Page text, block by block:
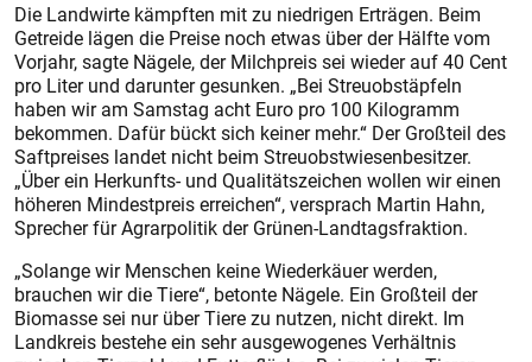
Die Landwirte kämpften mit zu niedrigen Erträgen. Beim
Getreide lägen die Preise noch etwas über der Hälfte vom
Vorjahr, sagte Nägele, der Milchpreis sei wieder auf 40 Cent
pro Liter und darunter gesunken. „Bei Streuobstäpfeln
haben wir am Samstag acht Euro pro 100 Kilogramm
bekommen. Dafür bückt sich keiner mehr.“ Der Großteil des
Saftpreises landet nicht beim Streuobstwiesenbesitzer.
„Über ein Herkunfts- und Qualitätszeichen wollen wir einen
höheren Mindestpreis erreichen“, versprach Martin Hahn,
Sprecher für Agrarpolitik der Grünen-Landtagsfraktion.
„Solange wir Menschen keine Wiederkäuer werden,
brauchen wir die Tiere“, betonte Nägele. Ein Großteil der
Biomasse sei nur über Tiere zu nutzen, nicht direkt. Im
Landkreis bestehe ein sehr ausgewogenes Verhältnis